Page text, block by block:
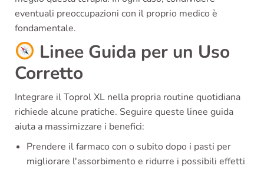
eventuali preoccupazioni con il proprio medico è
fondamentale.
Linee Guida per un Uso
Corretto
Integrare il Toprol XL nella propria routine quotidiana
richiede alcune pratiche. Seguire queste linee guida
aiuta a massimizzare i benefici:
Prendere il farmaco con o subito dopo i pasti per
migliorare l'assorbimento e ridurre i possibili effetti